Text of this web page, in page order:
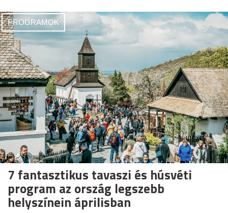
PROGRAMOK
7 fantasztikus tavaszi és húsvéti
program az ország legszebb
helyszínein áprilisban